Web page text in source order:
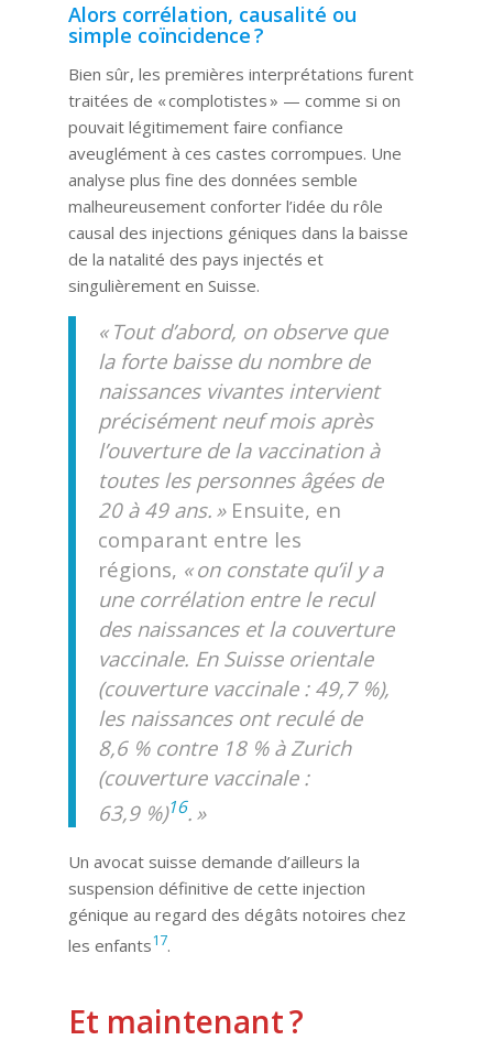
Alors corrélation, causalité ou
simple coïncidence ?
Bien sûr, les premières interprétations furent
traitées de « complotistes » — comme si on
pouvait légitimement faire confiance
aveuglément à ces castes corrompues. Une
analyse plus fine des données semble
malheureusement conforter l’idée du rôle
causal des injections géniques dans la baisse
de la natalité des pays injectés et
singulièrement en Suisse.
« Tout d’abord, on observe que
la forte baisse du nombre de
naissances vivantes intervient
précisément neuf mois après
l’ouverture de la vaccination à
toutes les personnes âgées de
20 à 49 ans. »Ensuite, en
comparant entre les
régions, « on constate qu’il y a
une corrélation entre le recul
des naissances et la couverture
vaccinale. En Suisse orientale
(couverture vaccinale : 49,7 %),
les naissances ont reculé de
8,6 % contre 18 % à Zurich
(couverture vaccinale :
63,9 %)16. »
Un avocat suisse demande d’ailleurs la
suspension définitive de cette injection
génique au regard des dégâts notoires chez
les enfants17.
Et maintenant ?